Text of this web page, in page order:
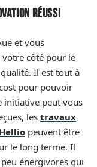
réussi
et vous
votre côté pour le
Il est tout à
pour pouvoir
initiative peut vous
les travaux
peuvent être
le long terme. Il
énergivores qui